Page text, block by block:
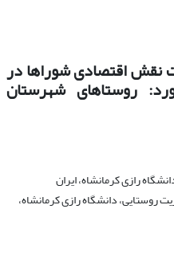
نقش اقتصادی شوراها در
روستاهای شهرستان
رازی کرمانشاه، ایران
روستایی، دانشگاه رازی کرمانشاه،